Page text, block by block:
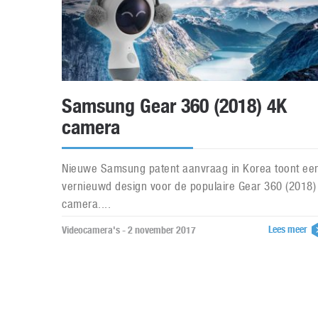
Samsung Gear 360 (2018) 4K
camera
Nieuwe Samsung patent aanvraag in Korea toont
vernieuwd design voor de populaire Gear 360 (2018)
camera....
Videocamera's - 2 november 2017 Lees meer